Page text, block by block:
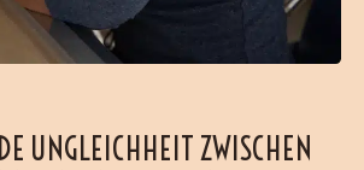
UNGLEICHHEIT ZWISCHEN